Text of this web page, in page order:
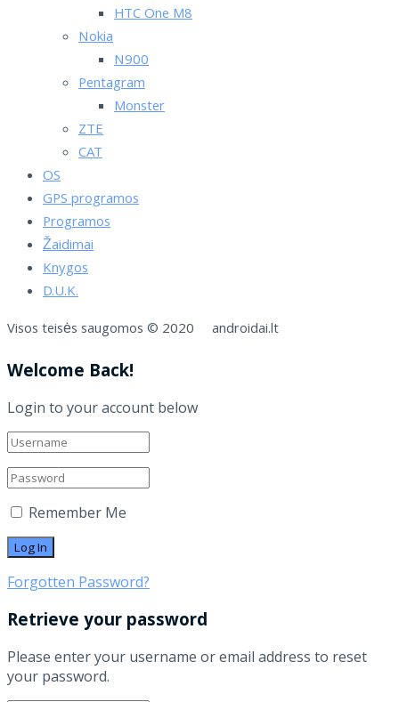
HTC One M8
Nokia
N900
Pentagram
Monster
ZTE
CAT
OS
GPS programos
Programos
Žaidimai
Knygos
D.U.K.
Visos teisės saugomos © 2020 androidai.lt
Welcome Back!
Login to your account below
Remember Me
Forgotten Password?
Retrieve your password
Please enter your username or email address to reset
your password.